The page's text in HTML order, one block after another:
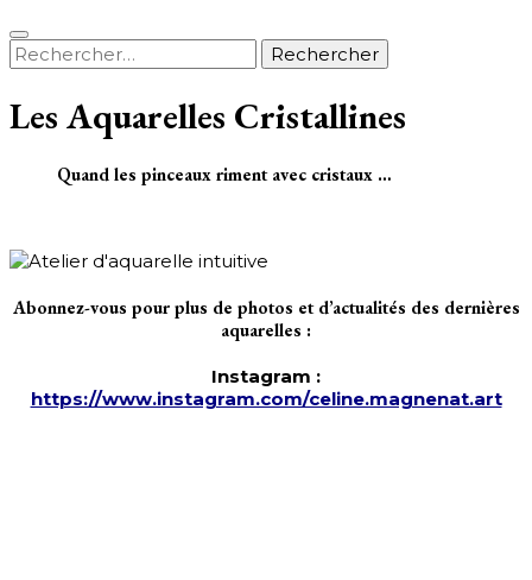
Rechercher :
Les Aquarelles Cristallines
Quand les pinceaux riment avec cristaux …
Abonnez-vous pour plus de photos et d’actualités des dernières
aquarelles :
Instagram :
https://www.instagram.com/celine.magnenat.art